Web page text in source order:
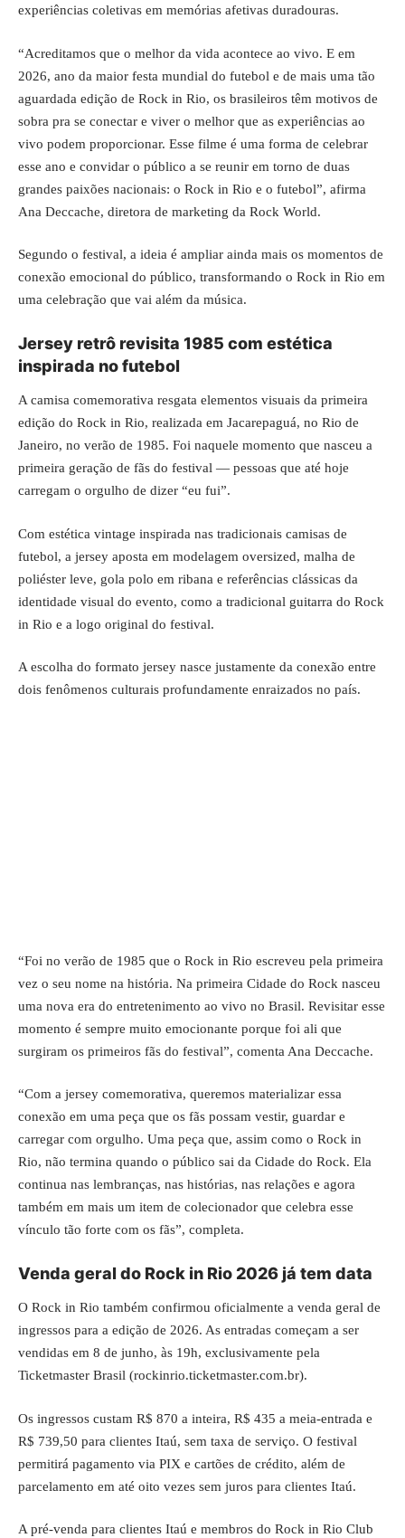
experiências coletivas em memórias afetivas duradouras.
“Acreditamos que o melhor da vida acontece ao vivo. E em
2026, ano da maior festa mundial do futebol e de mais uma tão
aguardada edição de Rock in Rio, os brasileiros têm motivos de
sobra pra se conectar e viver o melhor que as experiências ao
vivo podem proporcionar. Esse filme é uma forma de celebrar
esse ano e convidar o público a se reunir em torno de duas
grandes paixões nacionais: o Rock in Rio e o futebol”, afirma
Ana Deccache, diretora de marketing da Rock World.
Segundo o festival, a ideia é ampliar ainda mais os momentos de
conexão emocional do público, transformando o Rock in Rio em
uma celebração que vai além da música.
Jersey retrô revisita 1985 com estética
inspirada no futebol
A camisa comemorativa resgata elementos visuais da primeira
edição do Rock in Rio, realizada em Jacarepaguá, no Rio de
Janeiro, no verão de 1985. Foi naquele momento que nasceu a
primeira geração de fãs do festival — pessoas que até hoje
carregam o orgulho de dizer “eu fui”.
Com estética vintage inspirada nas tradicionais camisas de
futebol, a jersey aposta em modelagem oversized, malha de
poliéster leve, gola polo em ribana e referências clássicas da
identidade visual do evento, como a tradicional guitarra do Rock
in Rio e a logo original do festival.
A escolha do formato jersey nasce justamente da conexão entre
dois fenômenos culturais profundamente enraizados no país.
“Foi no verão de 1985 que o Rock in Rio escreveu pela primeira
vez o seu nome na história. Na primeira Cidade do Rock nasceu
uma nova era do entretenimento ao vivo no Brasil. Revisitar esse
momento é sempre muito emocionante porque foi ali que
surgiram os primeiros fãs do festival”, comenta Ana Deccache.
“Com a jersey comemorativa, queremos materializar essa
conexão em uma peça que os fãs possam vestir, guardar e
carregar com orgulho. Uma peça que, assim como o Rock in
Rio, não termina quando o público sai da Cidade do Rock. Ela
continua nas lembranças, nas histórias, nas relações e agora
também em mais um item de colecionador que celebra esse
vínculo tão forte com os fãs”, completa.
Venda geral do Rock in Rio 2026 já tem data
O Rock in Rio também confirmou oficialmente a venda geral de
ingressos para a edição de 2026. As entradas começam a ser
vendidas em 8 de junho, às 19h, exclusivamente pela
Ticketmaster Brasil (rockinrio.ticketmaster.com.br).
Os ingressos custam R$ 870 a inteira, R$ 435 a meia-entrada e
R$ 739,50 para clientes Itaú, sem taxa de serviço. O festival
permitirá pagamento via PIX e cartões de crédito, além de
parcelamento em até oito vezes sem juros para clientes Itaú.
A pré-venda para clientes Itaú e membros do Rock in Rio Club